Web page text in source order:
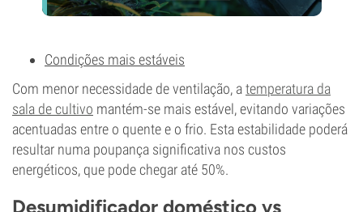
Condições mais estáveis
Com menor necessidade de ventilação, atemperatura da
sala de cultivo mantém-se mais estável, evitando variações
acentuadas entre o quente e o frio. Esta estabilidade poderá
resultar numa poupança significativa nos custos
energéticos, que pode chegar até 50%.
Desumidificador doméstico vs